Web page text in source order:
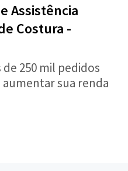
Assistência
Costura -
250 mil pedidos
sua renda